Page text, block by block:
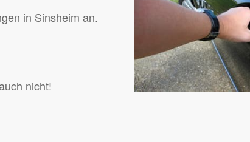
in Sinsheim an.
nicht!